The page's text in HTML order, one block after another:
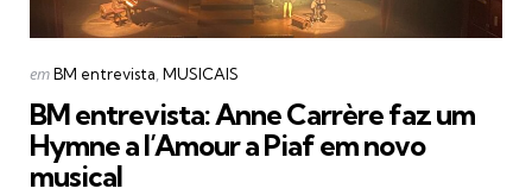
Categorias
Postado
emBM entrevista MUSICAIS
BM entrevista: Anne Carrère faz um
Hymne a l’Amour a Piaf em novo
musical